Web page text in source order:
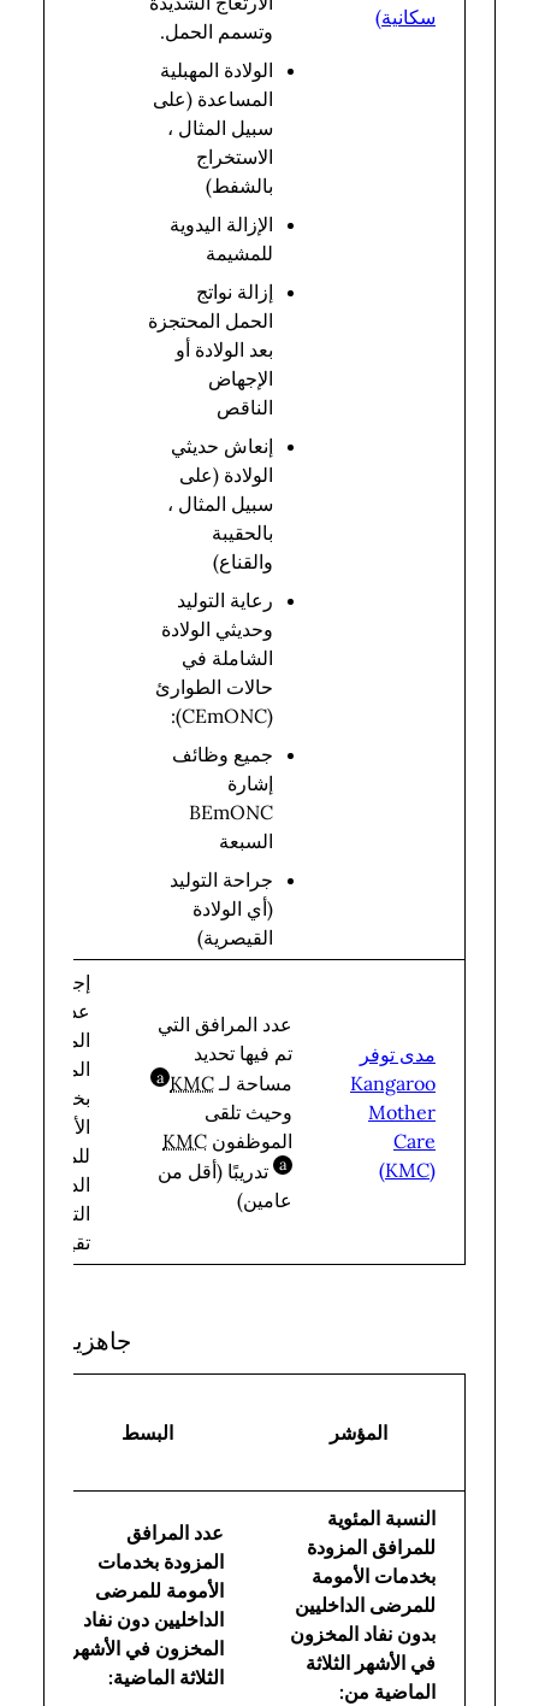
سكانية)
وتسمم الحمل.
الولادة المهبلية
المساعدة (على
سبيل المثال ،
الاستخراج
بالشفط)
الإزالة اليدوية
للمشيمة
إزالة نواتج
الحمل المحتجزة
بعد الولادة أو
الإجهاض
الناقص
إنعاش حديثي
الولادة (على
سبيل المثال ،
بالحقيبة
والقناع)
رعاية التوليد
وحديثي الولادة
الشاملة في
حالات الطوارئ
(CEmONC):
جميع وظائف
إشارة
BEmONC
السبعة
جراحة التوليد
(أي الولادة
القيصرية)
مدى توفر
Kangaroo
Mother
Care
(KMC)
عدد المرافق التي
تم فيها تحديد
مساحة لـ KMC
a
bbreviation
وحيث تلقى
الموظفون KMC
a
bbreviation
تدريبًا (أقل من
عامين)
إجمالي
عدد
المرافق
المزودة
بخدمات
الأمومة
للمرضى
الداخليين
التي تم
تقييمها
جاهزية
المؤشر البسط
النسبة المئوية
للمرافق المزودة
بخدمات الأمومة
للمرضى الداخليين
بدون نفاد المخزون
في الأشهر الثلاثة
الماضية من:
عدد المرافق
المزودة بخدمات
الأمومة للمرضى
الداخليين دون نفاد
المخزون في الأشهر
الثلاثة الماضية: